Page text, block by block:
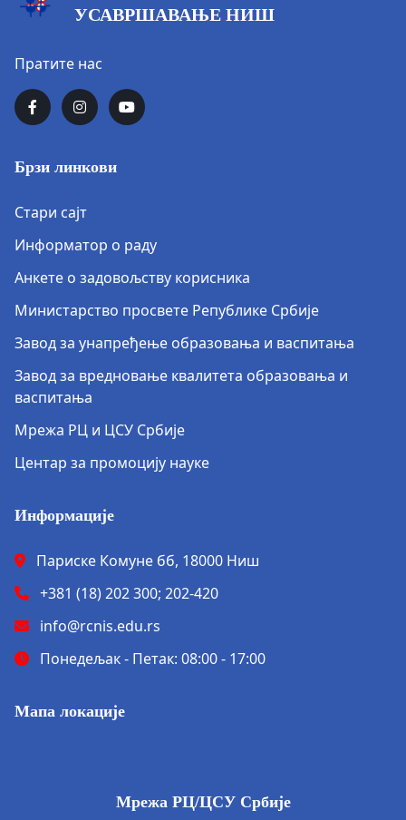
УСАВРШАВАЊЕ НИШ
Пратите нас
Брзи линкови
Стари сајт
Информатор о раду
Анкете о задовољству корисника
Министарство просвете Републике Србије
Завод за унапређење образовања и васпитања
Завод за вредновање квалитета образовања и
васпитања
Мрежа РЦ и ЦСУ Србије
Центар за промоцију науке
Информације
Париске Комуне бб, 18000 Ниш
+381 (18) 202 300; 202-420
info@rcnis.edu.rs
Понедељак - Петак: 08:00 - 17:00
Мапа локације
Мрежа РЦ/ЦСУ Србије